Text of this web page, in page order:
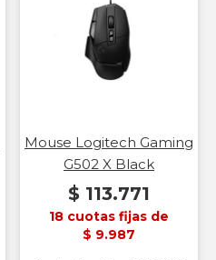
Mouse Logitech Gaming
G502 X Black
$ 113.771
18 cuotas fijas de
$ 9.987